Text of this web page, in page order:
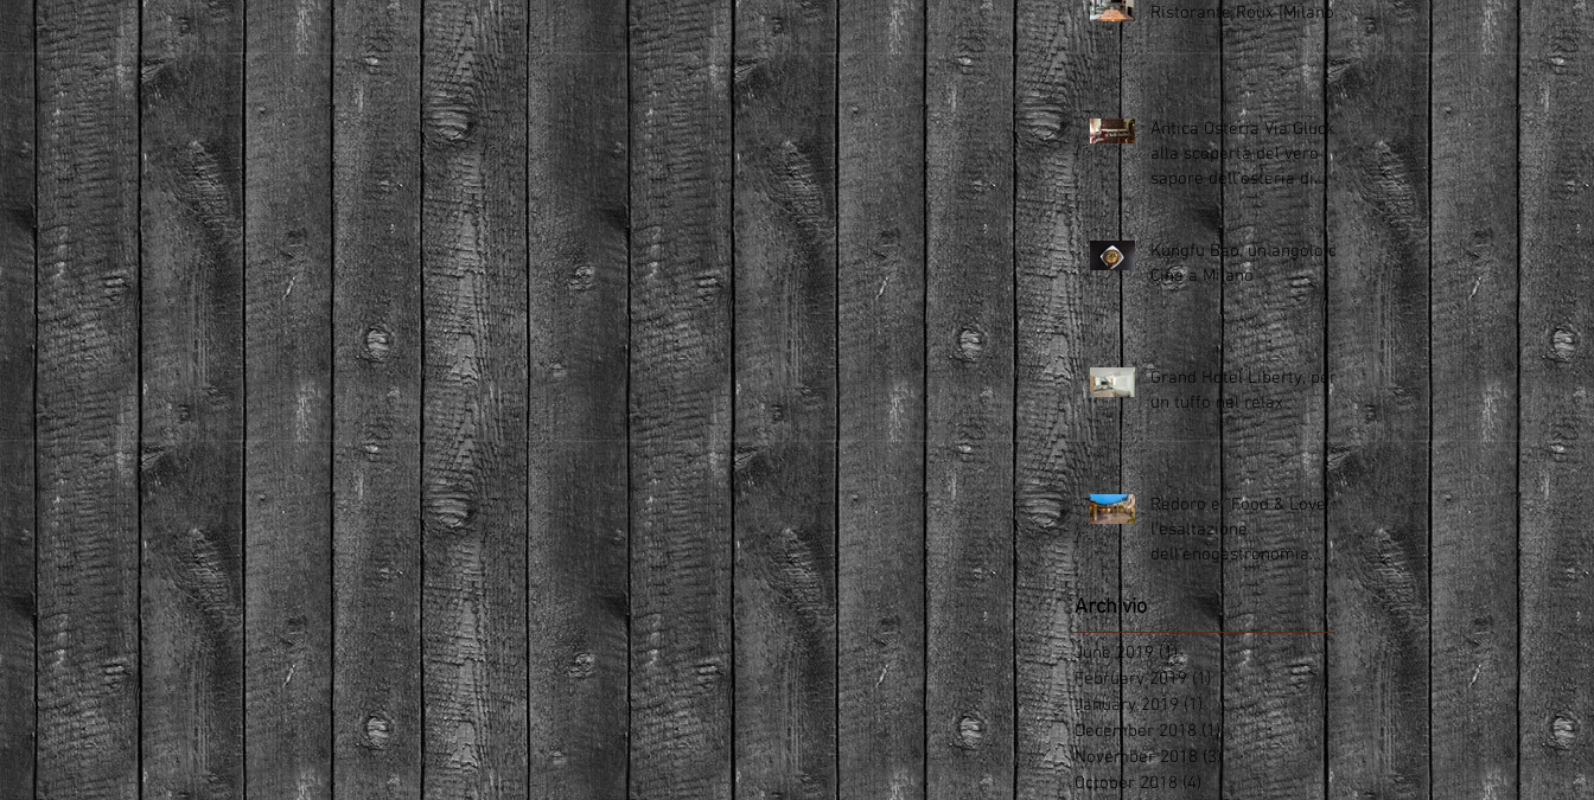
Ristorante Roux [Milano]
Antica Osteria Via Gluck,
alla scoperta del vero
sapore dell'osteria di
Milano
Kungfu Bao, un angolo di
Cina a Milano
Grand Hotel Liberty, per
un tuffo nel relax
Redoro e "Food & Love":
l'esaltazione
dell'enogastronomia
d'eccellenza
Archivio
June 2019 (1)1 post
February 2019 (1)1 post
January 2019 (1)1 post
December 2018 (1)1 post
November 2018 (3)3 posts
October 2018 (4) 4 posts